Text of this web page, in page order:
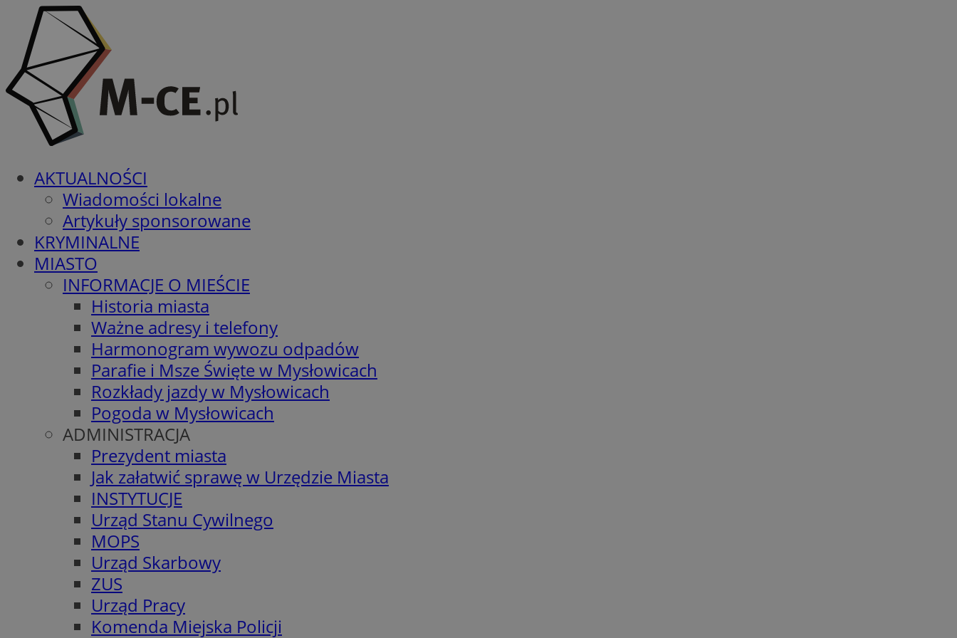
AKTUALNOŚCI
Wiadomości lokalne
Artykuły sponsorowane
KRYMINALNE
MIASTO
INFORMACJE O MIEŚCIE
Historia miasta
Ważne adresy i telefony
Harmonogram wywozu odpadów
Parafie i Msze Święte w Mysłowicach
Rozkłady jazdy w Mysłowicach
Pogoda w Mysłowicach
ADMINISTRACJA
Prezydent miasta
Jak załatwić sprawę w Urzędzie Miasta
INSTYTUCJE
Urząd Stanu Cywilnego
MOPS
Urząd Skarbowy
ZUS
Urząd Pracy
Komenda Miejska Policji